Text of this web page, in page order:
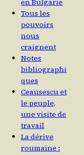
en Bulgarie
Tous les
pouvoirs
nous
craignent
Notes
bibliographi
ques
Ceausescu et
le peuple,
une visite de
travail
La dérive
roumaine :